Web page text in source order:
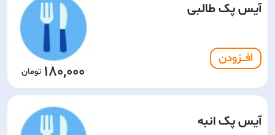
آیس پک طالبی
افـــزودن
180,000
آیس پک انبه